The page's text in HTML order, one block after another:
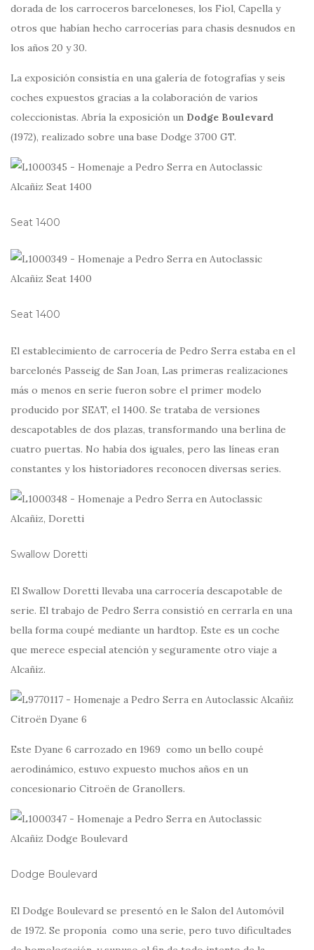
dorada de los carroceros barceloneses, los Fiol, Capella y
otros que habían hecho carrocerías para chasis desnudos en
los años 20 y 30.
La exposición consistía en una galería de fotografías y seis
coches expuestos gracias a la colaboración de varios
coleccionistas. Abría la exposición un Dodge Boulevard
(1972), realizado sobre una base Dodge 3700 GT.
Seat 1400
Seat 1400
El establecimiento de carrocería de Pedro Serra estaba en el
barcelonés Passeig de San Joan, Las primeras realizaciones
más o menos en serie fueron sobre el primer modelo
producido por SEAT, el 1400. Se trataba de versiones
descapotables de dos plazas, transformando una berlina de
cuatro puertas. No había dos iguales, pero las líneas eran
constantes y los historiadores reconocen diversas series.
Swallow Doretti
El Swallow Doretti llevaba una carrocería descapotable de
serie. El trabajo de Pedro Serra consistió en cerrarla en una
bella forma coupé mediante un hardtop. Este es un coche
que merece especial atención y seguramente otro viaje a
Alcañiz.
Este Dyane 6 carrozado en 1969 como un bello coupé
aerodinámico, estuvo expuesto muchos años en un
concesionario Citroën de Granollers.
Dodge Boulevard
El Dodge Boulevard se presentó en le Salon del Automóvil
de 1972. Se proponía como una serie, pero tuvo dificultades